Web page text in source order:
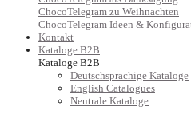
ChocoTelegram zu Weihnachten
ChocoTelegram Ideen &
Kontakt
Kataloge B2B
Kataloge B2B
Deutschsprachige Kataloge
English Catalogues
Neutrale Kataloge